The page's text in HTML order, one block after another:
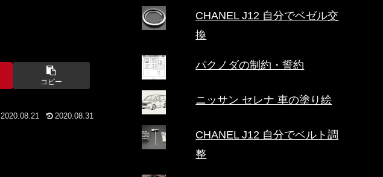
コピー
2020.08.21 2020.08.31
CHANEL J12 自分でベゼル交
換
パクノダの制約・誓約
ニッサン セレナ 車の塗り絵
CHANEL J12 自分でベルト調
整